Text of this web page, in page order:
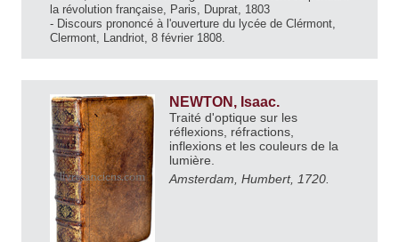
la révolution française, Paris, Duprat, 1803
- Discours prononcé à l'ouverture du lycée de Clérmont,
Clermont, Landriot, 8 février 1808.
NEWTON, Isaac.
Traité d'optique sur les
réflexions, réfractions,
inflexions et les couleurs de la
lumière.
Amsterdam, Humbert, 1720.